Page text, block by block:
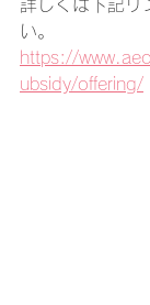
詳しくは下記リ
い。
https://
ubsidy/offering/